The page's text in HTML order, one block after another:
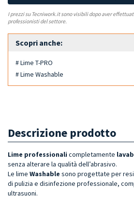
I prezzi su Tecniwork.it sono visibili dopo aver
professionisti del settore.
Scopri anche:
# Lime T-PRO
# Lime Washable
Descrizione prodotto
Lime professionali completamente
senza alterare la qualità dell’abrasivo.
Le lime Washable sono progettate per
di pulizia e disinfezione professionale,
ultrasuoni.